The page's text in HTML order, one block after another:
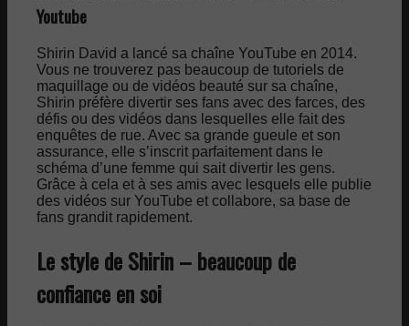
Youtube
Shirin David a lancé sa chaîne YouTube en 2014.
Vous ne trouverez pas beaucoup de tutoriels de
maquillage ou de vidéos beauté sur sa chaîne,
Shirin préfère divertir ses fans avec des farces, des
défis ou des vidéos dans lesquelles elle fait des
enquêtes de rue. Avec sa grande gueule et son
assurance, elle s’inscrit parfaitement dans le
schéma d’une femme qui sait divertir les gens.
Grâce à cela et à ses amis avec lesquels elle publie
des vidéos sur YouTube et collabore, sa base de
fans grandit rapidement.
Le style de Shirin – beaucoup de
confiance en soi